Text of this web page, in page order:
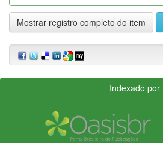
Mostrar registro completo do item
Indexado por